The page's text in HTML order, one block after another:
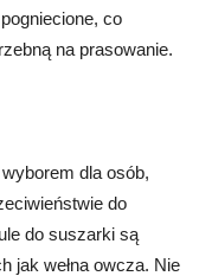
co
na prasowanie.
dla osób,
do
do suszarki są
jak wełna owcza. Nie